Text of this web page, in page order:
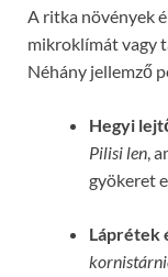
A ritka növények
mikroklímát vagy
Néhány jellemző
Hegyi
Pilisi len,
gyökeret
Láprétek